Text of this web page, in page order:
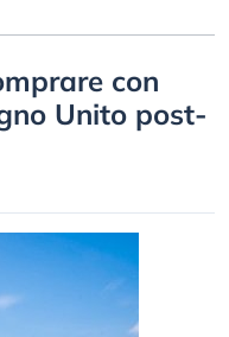
con
Unito post-